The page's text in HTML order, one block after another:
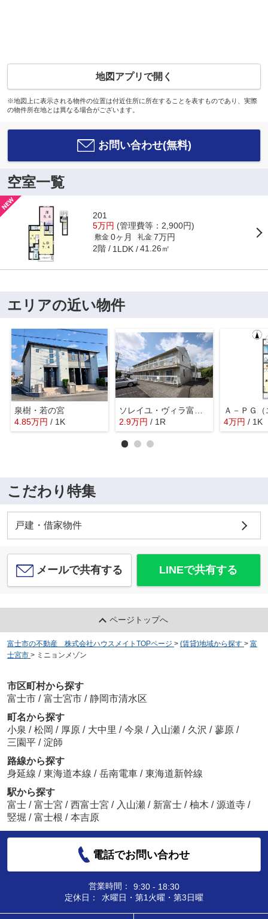
地図アプリで開く
※地図上に表示される物件の位置は付近住所に所在することを表すものであり、実際
の物件所在地とは異なる場合がございます。
お問い合わせ(無料)
空室一覧
201
5万円 (管理費等：2,900円)
敷金 0ヶ月 礼金 7万円
2階 1LDK 41.26㎡
エリアの近い物件
泉樹・若の宮
4.85万円 / 1K
2.9万円 / 1R 4万円 / 1K
こだわり特集
戸建・借家物件
メールで共有する LINEで共有する
ページトップへ
富士市の不動産 株式会社ハウスメイトTOPページ > (賃貸)地域から探す > 富
士宮市 > ミニョンメゾン
市区町村から探す
富士市 / 富士宮市 / 静岡市清水区
町名から探す
小泉 / 松岡 / 厚原 / 大中里 / 今泉 / 入山瀬 / 久沢 / 蓼原 /
三園平 / 淀師
路線から探す
身延線 / 東海道本線 / 岳南電車 / 東海道新幹線
駅から探す
富士 / 富士宮 / 西富士宮 / 入山瀬 / 新富士 / 柚木 / 源道寺 /
竪堀 / 富士根 / 本吉原
電話でお問い合わせ
営業時間：
9:30 - 18:30
定休日：
水曜日・第1火曜・第3日曜